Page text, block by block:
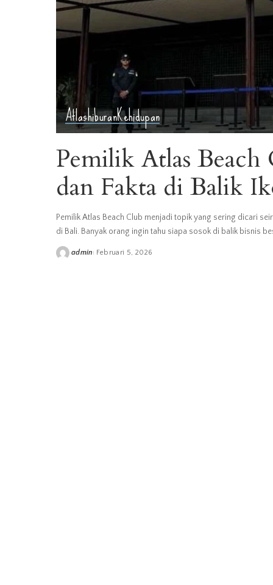
AtlashiburanKehidupan
Pemilik Atlas
dan Fakta di Balik
Pemilik Atlas Beach Club menjadi topik yang sering dicari
di Bali. Banyak orang ingin tahu siapa sosok di balik bisnis
Posted
admin Februari 5, 2026